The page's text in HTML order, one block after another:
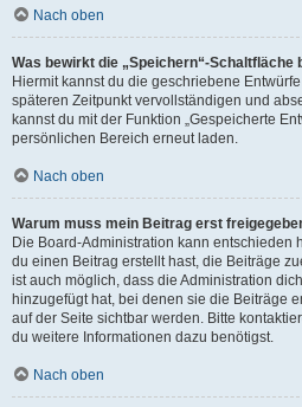
Nach oben
Was bewirkt die „Speichern“-
Hiermit kannst du die geschriebene
späteren Zeitpunkt vervollständigen und
kannst du mit der Funktion „Gespeicherte
persönlichen Bereich erneut laden.
Nach oben
Warum muss mein Beitrag erst
Die Board-Administration kann entschieden
du einen Beitrag erstellt hast, die Beiträge
ist auch möglich, dass die Administration
hinzugefügt hat, bei denen sie die Beiträge
auf der Seite sichtbar werden. Bitte
du weitere Informationen dazu benötigst.
Nach oben